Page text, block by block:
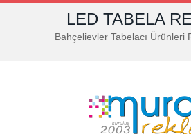
LED TABELA
Bahçelievler Tabelacı Ürünleri